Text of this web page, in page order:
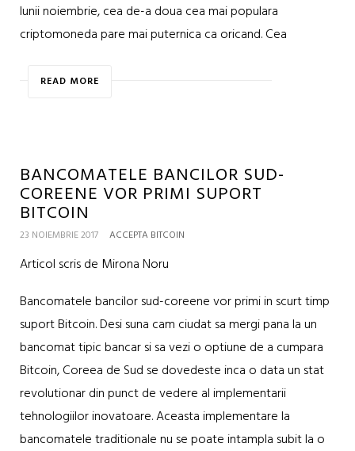
lunii noiembrie, cea de-a doua cea mai populara
criptomoneda pare mai puternica ca oricand. Cea
READ MORE
BANCOMATELE BANCILOR SUD-
COREENE VOR PRIMI SUPORT
BITCOIN
23 NOIEMBRIE 2017 ACCEPTA BITCOIN
Articol scris de Mirona Noru
Bancomatele bancilor sud-coreene vor primi in scurt timp
suport Bitcoin. Desi suna cam ciudat sa mergi pana la un
bancomat tipic bancar si sa vezi o optiune de a cumpara
Bitcoin, Coreea de Sud se dovedeste inca o data un stat
revolutionar din punct de vedere al implementarii
tehnologiilor inovatoare. Aceasta implementare la
bancomatele traditionale nu se poate intampla subit la o